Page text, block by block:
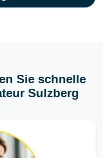
Sie schnelle
Sulzberg